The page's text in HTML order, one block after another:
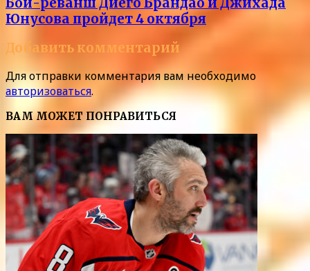
Юнусова пройдет 4 октября
Добавить комментарий
Для отправки комментария вам необходимо
авторизоваться.
ВАМ МОЖЕТ ПОНРАВИТЬСЯ